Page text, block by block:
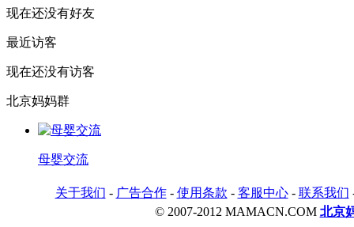
现在还没有好友
最近访客
现在还没有访客
北京妈妈群
母婴交流
关于我们 - 广告合作- 使用条款 - 客服中心- 联系我们
© 2007-2012 MAMACN.COM 北京